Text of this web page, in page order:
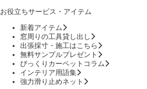
お役立ちサービス・アイテム
新着アイテム
窓周りの工具貸し出し
出張採寸・施工はこちら
無料サンプルプレゼント
びっくりカーペットコラム
インテリア用語集
強力滑り止めネット